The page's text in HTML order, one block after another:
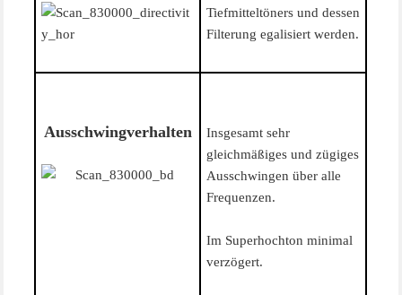
Tiefmitteltöners und dessen
Filterung egalisiert werden.
Ausschwingverhalten
Insgesamt sehr
gleichmäßiges und zügiges
Ausschwingen über alle
Frequenzen.
Im Superhochton minimal
verzögert.